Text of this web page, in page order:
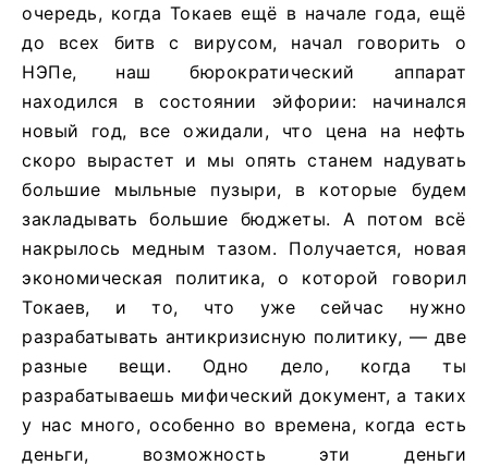
очередь, когда Токаев ещё в начале года, ещё
до всех битв с вирусом, начал говорить о
НЭПе, наш бюрократический аппарат
находился в состоянии эйфории: начинался
новый год, все ожидали, что цена на нефть
скоро вырастет и мы опять станем надувать
большие мыльные пузыри, в которые будем
закладывать большие бюджеты. А потом всё
накрылось медным тазом. Получается, новая
экономическая политика, о которой говорил
Токаев, и то, что уже сейчас нужно
разрабатывать антикризисную политику, — две
разные вещи. Одно дело, когда ты
разрабатываешь мифический документ, а таких
у нас много, особенно во времена, когда есть
деньги, возможность эти деньги